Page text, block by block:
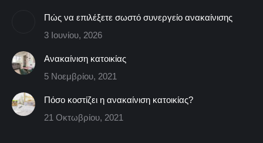
Πώς να επιλέξετε σωστό συνεργείο ανακαίνισης
3 Ιουνίου, 2026
Ανακαίνιση κατοικίας
5 Νοεμβρίου, 2021
Πόσο κοστίζει η ανακαίνιση κατοικίας?
21 Οκτωβρίου, 2021